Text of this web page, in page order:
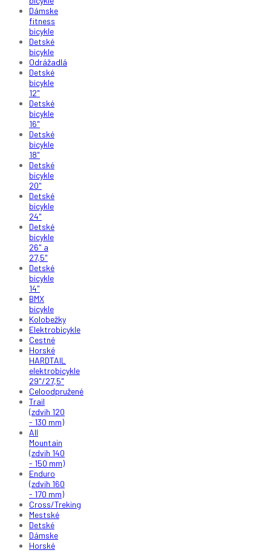
Dámske
fitness
bicykle
Detské
bicykle
Odrážadlá
Detské
bicykle
12"
Detské
bicykle
16"
Detské
bicykle
18"
Detské
bicykle
20"
Detské
bicykle
24"
Detské
bicykle
26" a
27,5"
Detské
bicykle
14"
BMX
bicykle
Kolobežky
Elektrobicykle
Cestné
Horské
HARDTAIL
elektrobicykle
29"/27,5"
Celoodpružené
Trail
(zdvih 120
- 130 mm)
All
Mountain
(zdvih 140
- 150 mm)
Enduro
(zdvih 160
- 170 mm)
Cross/Treking
Mestské
Detské
Dámske
Horské